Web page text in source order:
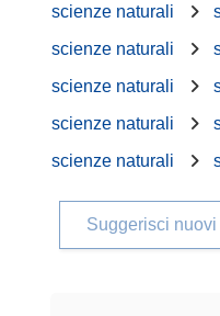
scienze naturali
scienze naturali
scienze naturali
scienze naturali
scienze naturali
Suggerisci